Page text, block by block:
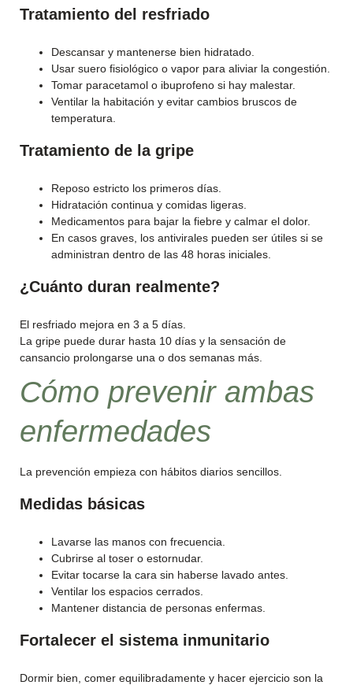
Tratamiento del resfriado
Descansar y mantenerse bien hidratado.
Usar suero fisiológico o vapor para aliviar la congestión.
Tomar paracetamol o ibuprofeno si hay malestar.
Ventilar la habitación y evitar cambios bruscos de
temperatura.
Tratamiento de la gripe
Reposo estricto los primeros días.
Hidratación continua y comidas ligeras.
Medicamentos para bajar la fiebre y calmar el dolor.
En casos graves, los antivirales pueden ser útiles si se
administran dentro de las 48 horas iniciales.
¿Cuánto duran realmente?
El resfriado mejora en 3 a 5 días.
La gripe puede durar hasta 10 días y la sensación de
cansancio prolongarse una o dos semanas más.
Cómo prevenir ambas
enfermedades
La prevención empieza con hábitos diarios sencillos.
Medidas básicas
Lavarse las manos con frecuencia.
Cubrirse al toser o estornudar.
Evitar tocarse la cara sin haberse lavado antes.
Ventilar los espacios cerrados.
Mantener distancia de personas enfermas.
Fortalecer el sistema inmunitario
Dormir bien, comer equilibradamente y hacer ejercicio son la